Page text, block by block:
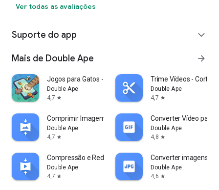
Ver todas as avaliações
Suporte do app expand_more
Mais de Double Ape arrow_forward
Jogos para Gatos - Brinquedo
Double Ape
4,7 star
Trime Vídeos - Corte
Double Ape
4,7 star
Comprimir Imagem - MB para KB
Double Ape
4,7 star
Converter Vídeo para
Double Ape
4,8 star
Compressão e Redução de Vídeos
Double Ape
4,7 star
Converter imagens
Double Ape
4,6 star